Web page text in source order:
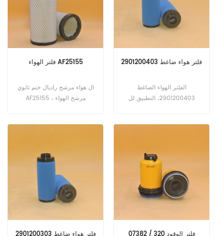
المهندس). فيرمير BC1800XL
(دينار أردني 4045T هندسة).
فلتر الهواء AF25155
ال هواء مرشح راديال ختم ثانوي
AF25155 ، مرشح الهواء
فلتر هواء ضاغط 2901200403
الفلتر الهواء الضاغط
2901200403، التطبيق لل